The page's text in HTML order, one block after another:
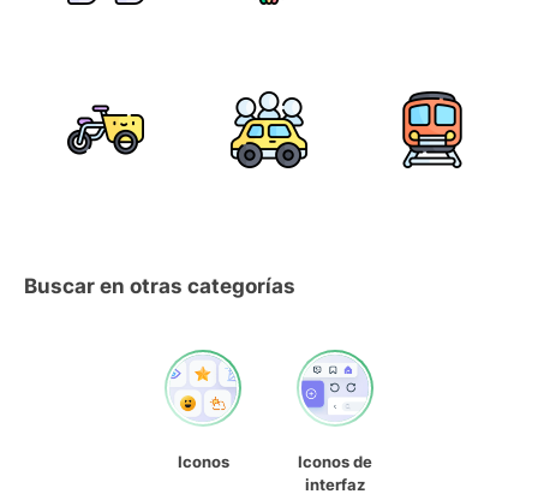
Buscar en otras categorías
Iconos
Iconos de
interfaz